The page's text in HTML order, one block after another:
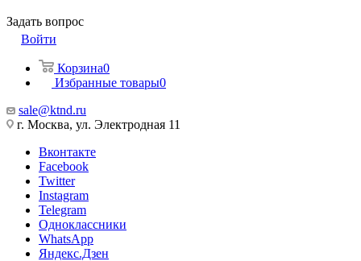
Задать вопрос
Войти
Корзина0
Избранные товары0
sale@ktnd.ru
г. Москва, ул. Электродная 11
Вконтакте
Facebook
Twitter
Instagram
Telegram
Одноклассники
WhatsApp
Яндекс.Дзен